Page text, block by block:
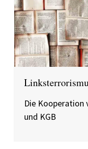
Die Kooperation
und KGB